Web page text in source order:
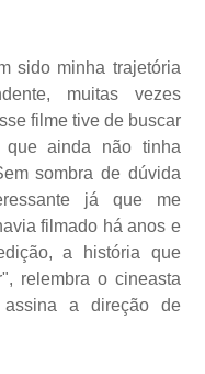
sido minha trajetória
muitas vezes
filme tive de buscar
ainda não tinha
sombra de dúvida
já que me
filmado há anos e
a história que
relembra o cineasta
a direção de